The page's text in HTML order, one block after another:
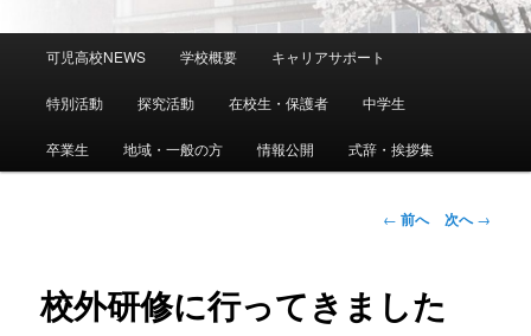
ュ
メ
イ
ン
テ
可児高校NEWS 学校概要 キャリアサポート
特別活動 探究活動 在校生・保護者 中学生
卒業生 地域・一般の方 情報公開 式辞・挨拶集
投
ビ
ゲ
← 前へ 次へ→
校外研修に行ってきました